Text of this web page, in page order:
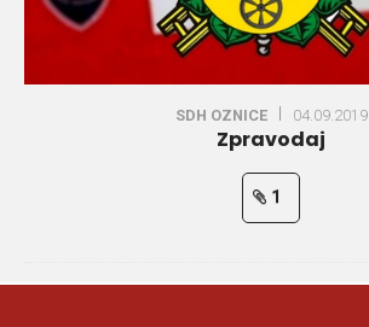
SDH OZNICE 04.09.2019
Zpravodaj
1